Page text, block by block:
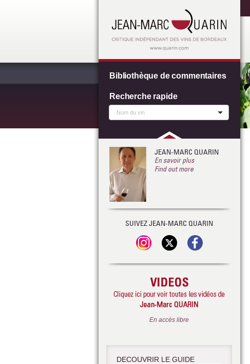
Bibliothèque de commentaires
Recherche rapide
JEAN-MARC QUARIN
En savoir plus
Find out more
SUIVEZ JEAN-MARC QUARIN
En accès libre
DECOUVRIR LE GUIDE